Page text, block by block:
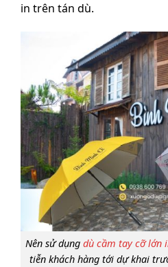
in trên tán dù.
Nên sử dụng dù cầm tay cỡ lớn
tiễn khách hàng tới dự khai